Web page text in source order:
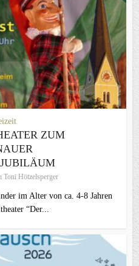
ZUM
Toni Hötzelsperger
im Alter von ca. 4-8 Jahren
“Der...